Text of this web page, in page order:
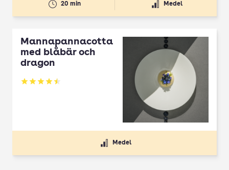
20 min Medel
Mannapannacotta
med blåbär och
dragon
Betyg: 4.5 av 5
Medel